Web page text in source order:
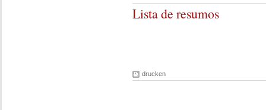
Lista de resumos
drucken